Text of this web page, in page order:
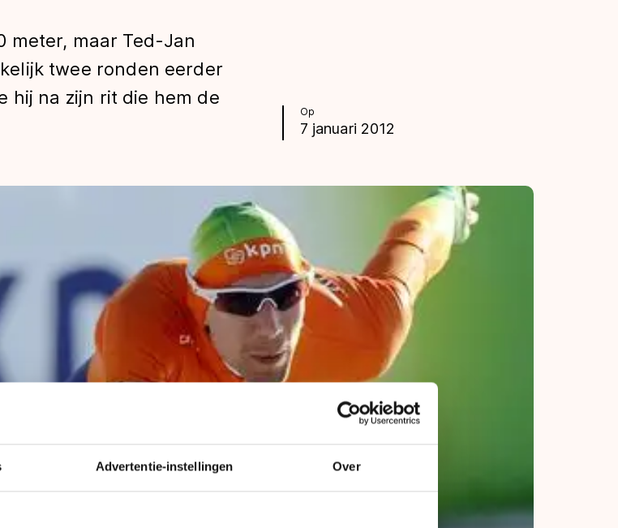
Advertentie-instellingen Over
Op
7 januari 2012
meter, maar Ted-Jan
twee ronden eerder
hij na zijn rit die hem de